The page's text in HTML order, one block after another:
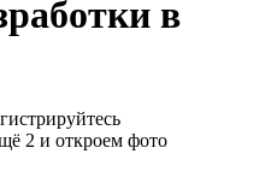
в
2 и откроем фото